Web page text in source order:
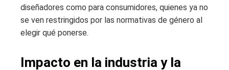
diseñadores como para consumidores, quienes ya no
se ven restringidos por las normativas de género al
elegir qué ponerse.
Impacto en la industria y la